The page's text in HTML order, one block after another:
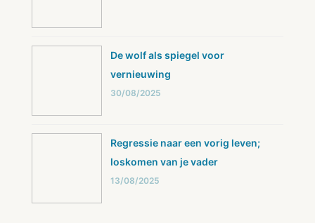
De wolf als spiegel voor
vernieuwing
30/08/2025
Regressie naar een vorig leven;
loskomen van je vader
13/08/2025